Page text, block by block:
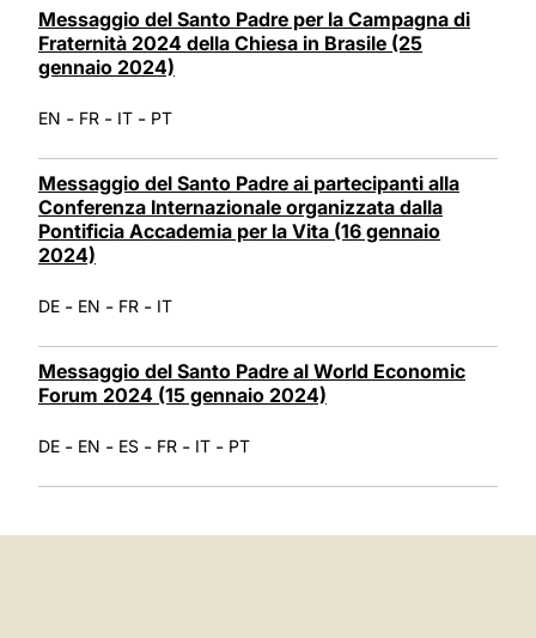
Messaggio del Santo Padre per la Campagna di
Fraternità 2024 della Chiesa in Brasile (25
gennaio 2024)
EN - FR - IT - PT
Messaggio del Santo Padre ai partecipanti alla
Conferenza Internazionale organizzata dalla
Pontificia Accademia per la Vita (16 gennaio
2024)
DE - EN - FR - IT
Messaggio del Santo Padre al World Economic
Forum 2024 (15 gennaio 2024)
DE - EN - ES - FR - IT - PT